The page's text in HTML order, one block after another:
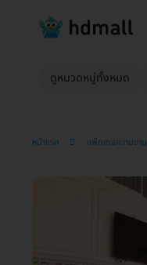
ดูหมวดหมู่ทั้งหมด
หน้าแรก แพ็กเกจความงาม